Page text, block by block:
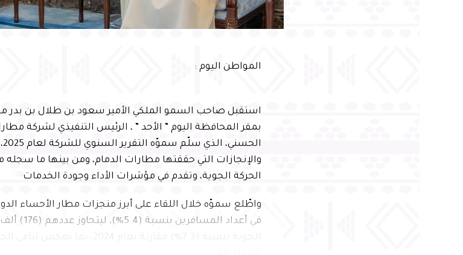
المواطن اليوم :
استقبل صاحب السمو الملكي الأمير سعود بن طلال بن بدر
بمقر المحافظة اليوم ” الأحد ” ، الرئيس التنفيذي لشركة
والإنجازات التي حققتها مطارات الدمام، ومن بينها ما
الحركة الجوية، وتقدم في مؤشرات الأداء وجودة الخدمات
في أعداد